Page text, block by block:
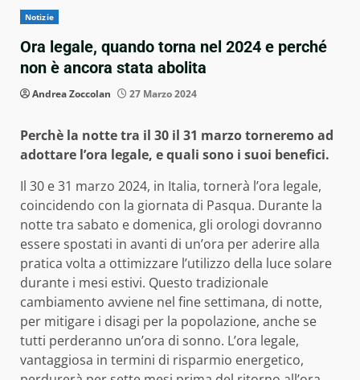
Notizie
Ora legale, quando torna nel 2024 e perché
non è ancora stata abolita
Andrea Zoccolan 27 Marzo 2024
Perchè la notte tra il 30 il 31 marzo torneremo ad
adottare l’ora legale, e quali sono i suoi benefici.
Il 30 e 31 marzo 2024, in Italia, tornerà l’ora legale,
coincidendo con la giornata di Pasqua. Durante la
notte tra sabato e domenica, gli orologi dovranno
essere spostati in avanti di un’ora per aderire alla
pratica volta a ottimizzare l’utilizzo della luce solare
durante i mesi estivi. Questo tradizionale
cambiamento avviene nel fine settimana, di notte,
per mitigare i disagi per la popolazione, anche se
tutti perderanno un’ora di sonno. L’ora legale,
vantaggiosa in termini di risparmio energetico,